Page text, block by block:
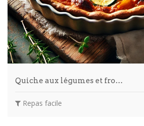
Quiche aux légumes et fro…
Repas facile